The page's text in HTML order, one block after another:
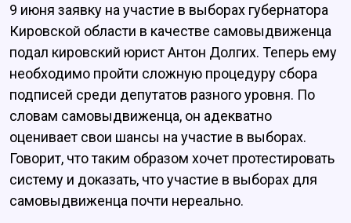
9 июня заявку на участие в выборах губернатора
Кировской области в качестве самовыдвиженца
подал кировский юрист Антон Долгих. Теперь ему
необходимо пройти сложную процедуру сбора
подписей среди депутатов разного уровня. По
словам самовыдвиженца, он адекватно
оценивает свои шансы на участие в выборах.
Говорит, что таким образом хочет протестировать
систему и доказать, что участие в выборах для
самовыдвиженца почти нереально.